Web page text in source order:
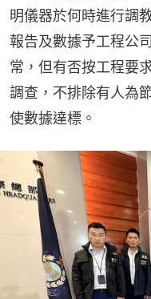
明儀器於何時進行調
報告及數據予工程公
常，但有否按工程要
調查，不排除有人為
使數據達標。